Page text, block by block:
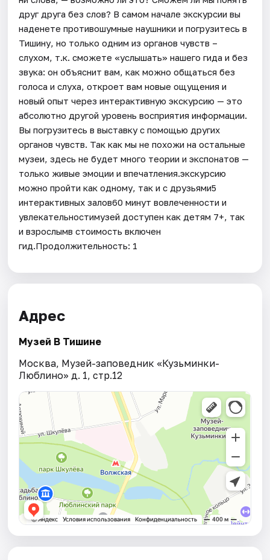
друг друга без слов? В самом начале экскурсии вы
наденете противошумные наушники и погрузитесь в
Тишину, но только одним из органов чувств –
слухом, т.к. сможете «услышать» нашего гида и без
звука: он объяснит вам, как можно общаться без
голоса и слуха, откроет вам новые ощущения и
новый опыт через интерактивную экскурсию — это
абсолютно другой уровень восприятия информации.
Вы погрузитесь в выставку с помощью других
органов чувств. Так как мы не похожи на остальные
музеи, здесь не будет много теории и экспонатов —
только живые эмоции и впечатления.экскурсию
можно пройти как одному, так и с друзьями5
интерактивных залов60 минут вовлеченности и
увлекательностимузей доступен как детям 7+, так
и взрослымв стоимость включен
гид.Продолжительность: 1
Адрес
Музей В Тишине
Москва, Музей-заповедник «Кузьминки-
Люблино» д. 1, стр.12